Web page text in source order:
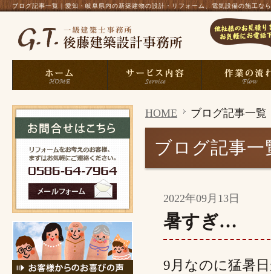
ブログ記事一覧｜愛知・岐阜県内の新築建物の設計・リフォーム、電気設備の施工な
HOME ブログ記事一覧
ブログ記事一
2022年09月13日
暑すぎ…
9月なのに猛暑